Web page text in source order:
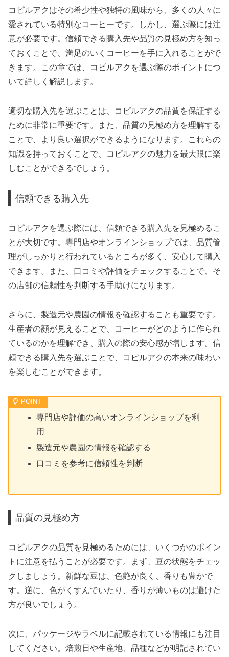
コピルアクはその希少性や独特の風味から、多くの人々に
愛されている特別なコーヒーです。しかし、選ぶ際には注
意が必要です。信頼できる購入先や品質の見極め方を知っ
ておくことで、満足のいくコーヒーを手に入れることがで
きます。この章では、コピルアクを選ぶ際のポイントにつ
いて詳しく解説します。
適切な購入先を選ぶことは、コピルアクの品質を保証する
ために非常に重要です。また、品質の見極め方を理解する
ことで、より良い選択ができるようになります。これらの
知識を持っておくことで、コピルアクの魅力を最大限に楽
しむことができるでしょう。
信頼できる購入先
コピルアクを選ぶ際には、信頼できる購入先を見極めるこ
とが大切です。専門店やオンラインショップでは、品質管
理がしっかりと行われているところが多く、安心して購入
できます。また、口コミや評価をチェックすることで、そ
の店舗の信頼性を判断する手助けになります。
さらに、製造元や農園の情報を確認することも重要です。
生産者の顔が見えることで、コーヒーがどのように作られ
ているのかを理解でき、購入の際の安心感が増します。信
頼できる購入先を選ぶことで、コピルアクの本来の味わい
を楽しむことができます。
専門店や評価の高いオンラインショップを利
用
製造元や農園の情報を確認する
口コミを参考に信頼性を判断
品質の見極め方
コピルアクの品質を見極めるためには、いくつかのポイン
トに注意を払うことが必要です。まず、豆の状態をチェッ
クしましょう。新鮮な豆は、色艶が良く、香りも豊かで
す。逆に、色がくすんでいたり、香りが薄いものは避けた
方が良いでしょう。
次に、パッケージやラベルに記載されている情報にも注目
してください。焙煎日や生産地、品種などが明記されてい